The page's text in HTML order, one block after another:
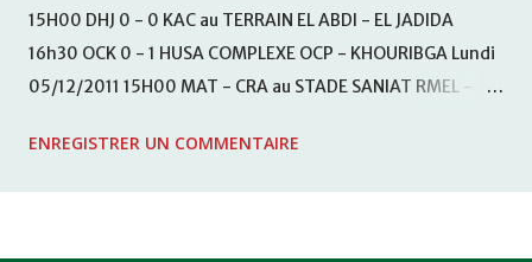
15H00 DHJ 0 - 0 KAC au TERRAIN EL ABDI - EL JADIDA
16h30 OCK 0 - 1 HUSA COMPLEXE OCP - KHOURIBGA Lundi
05/12/2011 15H00 MAT - CRA au STADE SANIAT RMEL -
KHEMISET Mardi 06/12/2011 15H00 WAF - OCS au
ENREGISTRER UN COMMENTAIRE